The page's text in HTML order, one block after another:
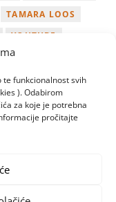
te funkcionalnost svih
). Odabirom
za koje je potrebna
pročitajte
TAMARA LOOS
YOUTUBE